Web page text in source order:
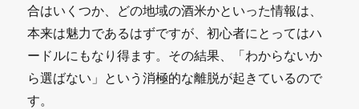
合はいくつか、どの地域の酒米かといった情報は、
本来は魅力であるはずですが、初心者にとってはハ
ードルにもなり得ます。その結果、「わからないか
ら選ばない」という消極的な離脱が起きているので
す。